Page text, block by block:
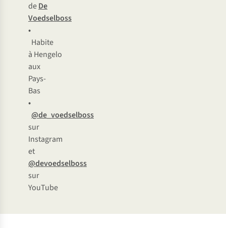
deDe
Voedselboss
•
Habite
à Hengelo
aux
Pays-
Bas
•
@de_voedselboss
sur
Instagram
et
@devoedselboss
sur
YouTube